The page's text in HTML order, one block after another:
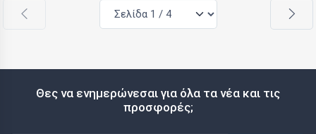
Θες να ενημερώνεσαι για όλα τα νέα και τις
προσφορές;